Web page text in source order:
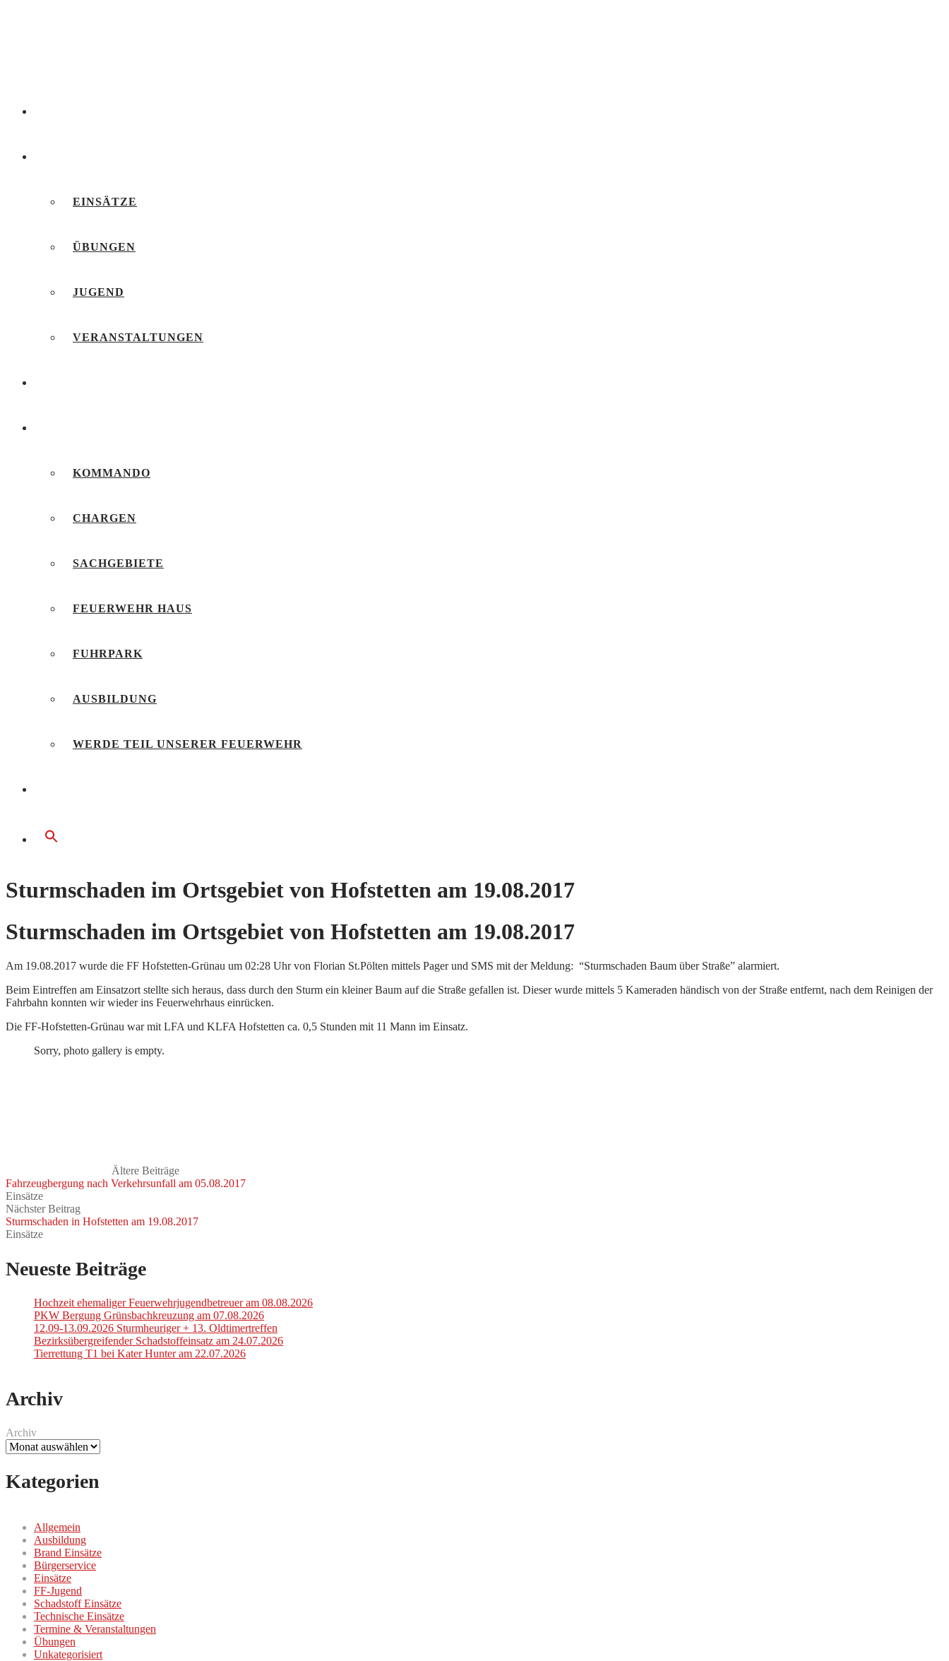
EINSÄTZE
ÜBUNGEN
JUGEND
VERANSTALTUNGEN
KOMMANDO
CHARGEN
SACHGEBIETE
FEUERWEHR HAUS
FUHRPARK
AUSBILDUNG
WERDE TEIL UNSERER FEUERWEHR
Sturmschaden im Ortsgebiet von Hofstetten am 19.08.2017
Sturmschaden im Ortsgebiet von Hofstetten am 19.08.2017
Am 19.08.2017 wurde die FF Hofstetten-Grünau um 02:28 Uhr von Florian St.Pölten mittels Pager und SMS mit der Meldung: “Sturmschaden Baum über Straße” alarmiert.
Beim Eintreffen am Einsatzort stellte sich heraus, dass durch den Sturm ein kleiner Baum auf die Straße gefallen ist. Dieser wurde mittels 5 Kameraden händisch von der Straße entfernt, nach dem Reinigen der
Fahrbahn konnten wir wieder ins Feuerwehrhaus einrücken.
Die FF-Hofstetten-Grünau war mit LFA und KLFA Hofstetten ca. 0,5 Stunden mit 11 Mann im Einsatz.
Sorry, photo gallery is empty.
Ältere Beiträge
Fahrzeugbergung nach Verkehrsunfall am 05.08.2017
Einsätze
Nächster Beitrag
Sturmschaden in Hofstetten am 19.08.2017
Einsätze
Neueste Beiträge
Hochzeit ehemaliger Feuerwehrjugendbetreuer am 08.08.2026
PKW Bergung Grünsbachkreuzung am 07.08.2026
12.09-13.09.2026 Sturmheuriger + 13. Oldtimertreffen
Bezirksübergreifender Schadstoffeinsatz am 24.07.2026
Tierrettung T1 bei Kater Hunter am 22.07.2026
Archiv
Archiv
Kategorien
Allgemein
Ausbildung
Brand Einsätze
Bürgerservice
Einsätze
FF-Jugend
Schadstoff Einsätze
Technische Einsätze
Termine & Veranstaltungen
Übungen
Unkategorisiert